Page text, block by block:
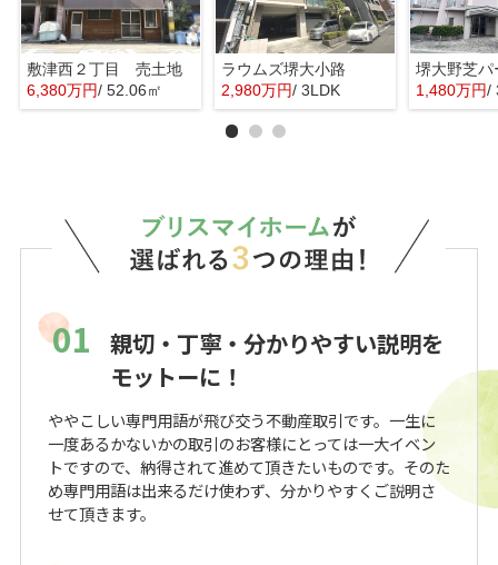
敷津西２丁目 売土地
6,380万円/ 52.06㎡
ラウムズ堺大小路
2,980万円/ 3LDK 1,480万円/
01
親切・丁寧・分かりやすい説明を
モットーに！
ややこしい専門用語が飛び交う不動産取引です。一生に
一度あるかないかの取引のお客様にとっては一大イベン
トですので、納得されて進めて頂きたいものです。そのた
め専門用語は出来るだけ使わず、分かりやすくご説明さ
せて頂きます。